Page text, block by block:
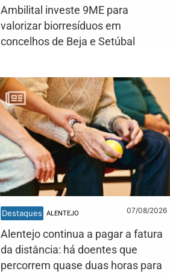
Ambilital investe 9ME para
valorizar biorresíduos em
concelhos de Beja e Setúbal
Destaques ALENTEJO 07/08/2026
Alentejo continua a pagar a fatura
da distância: há doentes que
percorrem quase duas horas para